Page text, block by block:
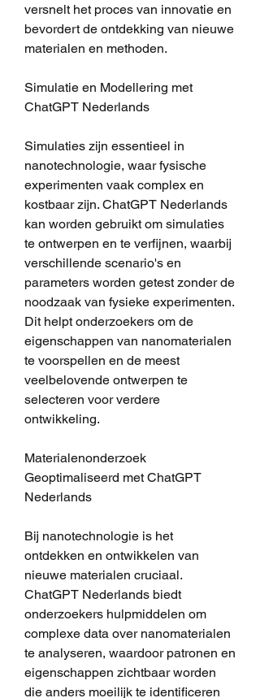
versnelt het proces van innovatie en
bevordert de ontdekking van nieuwe
materialen en methoden.
Simulatie en Modellering met
ChatGPT Nederlands
Simulaties zijn essentieel in
nanotechnologie, waar fysische
experimenten vaak complex en
kostbaar zijn. ChatGPT Nederlands
kan worden gebruikt om simulaties
te ontwerpen en te verfijnen, waarbij
verschillende scenario's en
parameters worden getest zonder de
noodzaak van fysieke experimenten.
Dit helpt onderzoekers om de
eigenschappen van nanomaterialen
te voorspellen en de meest
veelbelovende ontwerpen te
selecteren voor verdere
ontwikkeling.
Materialenonderzoek
Geoptimaliseerd met ChatGPT
Nederlands
Bij nanotechnologie is het
ontdekken en ontwikkelen van
nieuwe materialen cruciaal.
ChatGPT Nederlands biedt
onderzoekers hulpmiddelen om
complexe data over nanomaterialen
te analyseren, waardoor patronen en
eigenschappen zichtbaar worden
die anders moeilijk te identificeren